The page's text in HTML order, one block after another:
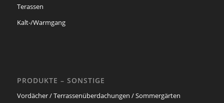
Terassen
Kalt-/Warmgang
PRODUKTE – SONSTIGE
Vordächer / Terrassenüberdachungen / Sommergärten